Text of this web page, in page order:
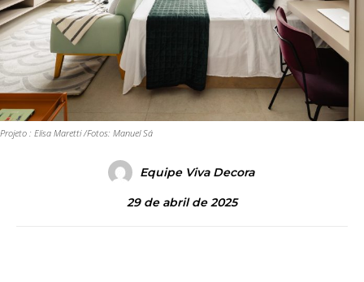
Projeto : Elisa Maretti /Fotos: Manuel Sá
Equipe Viva Decora
29 de abril de 2025